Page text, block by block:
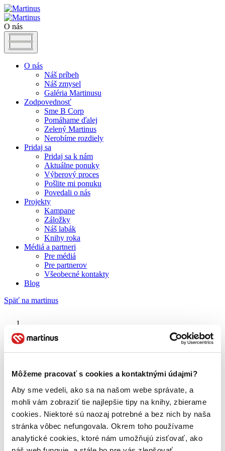
Môžeme pracovať s cookies a kontaktnými údajmi?
Aby sme vedeli, ako sa na našom webe správate, a
mohli vám zobraziť tie najlepšie tipy na knihy, zbierame
cookies. Niektoré sú naozaj potrebné a bez nich by naša
stránka vôbec nefungovala. Okrem toho používame
analytické cookies, ktoré nám umožňujú zisťovať, ako
O nás
O nás
Náš príbeh
Náš zmysel
Galéria Martinusu
Zodpovednosť
Sme B Corp
Pomáhame ďalej
Zelený Martinus
Nerobíme rozdiely
Pridaj sa
Pridaj sa k nám
Aktuálne ponuky
Výberový proces
Pošlite mi ponuku
Povedali o nás
Projekty
Kampane
Záložky
Náš labák
Knihy roka
Médiá a partneri
Pre médiá
Pre partnerov
Všeobecné kontakty
Blog
Späť na martinus
Martinus blog
Spotify
O nás
Náš príbeh
Náš zmysel
Galéria Martinusu
Zodpovednosť
Sme B Corp
Pomáhame ďalej